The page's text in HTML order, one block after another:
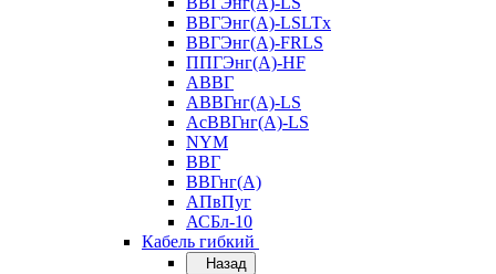
ВВГЭнг(А)-LSLTx
ВВГЭнг(А)-FRLS
ППГЭнг(А)-HF
АВВГ
АВВГнг(А)-LS
АсВВГнг(А)-LS
NYM
ВВГ
ВВГнг(А)
АПвПуг
АСБл-10
Кабель гибкий
Назад